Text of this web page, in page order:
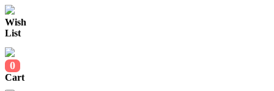
Wish
List
0
Cart